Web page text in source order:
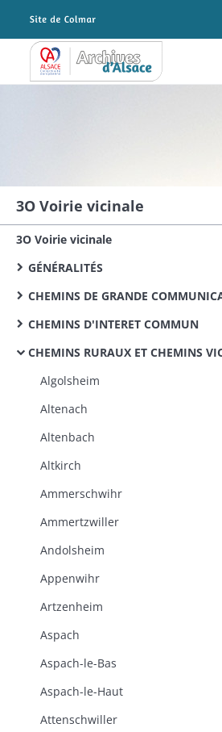
Archives Alsace - Colmar
3O Voirie vicinale
3O Voirie vicinale
GÉNÉRALITÉS
CHEMINS DE GRANDE
CHEMINS D'INTERET COMMUN
CHEMINS RURAUX ET CHEMINS
Algolsheim
Altenach
Altenbach
Altkirch
Ammerschwihr
Ammertzwiller
Andolsheim
Appenwihr
Artzenheim
Aspach
Aspach-le-Bas
Aspach-le-Haut
Attenschwiller